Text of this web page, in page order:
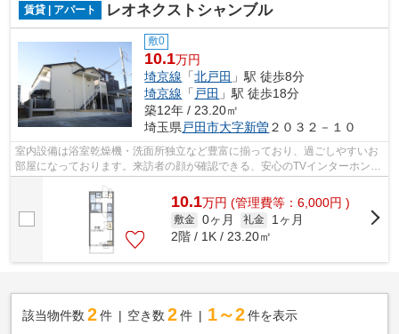
賃貸 | アパート レオネクストシャンブル
敷0
10.1万円
埼京線 「北戸田 」駅 徒歩8分
埼京線 「 戸田 」駅 徒歩18分
築12年 / 23.20㎡
埼玉県 戸田市大字新曽 ２０３２－１０
室内設備は浴室乾燥機・洗面所独立など豊富に揃っており、過ごしやすいお
部屋になっております。来訪者の顔が確認できる、安心のTVインターホン付
きです。こだわりの条件として多い、...
10.1万円 (管理費等：6,000円 )
敷金 0ヶ月 礼金
1ヶ月
2階 / 1K / 23.20㎡
該当物件数 2件 空き数 2 件 1～2 件を表示